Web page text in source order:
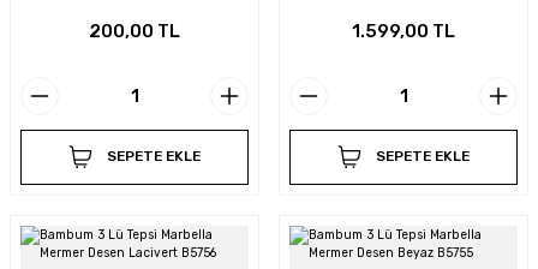
200,00 TL
SEPETE EKLE
1.599,00 TL
SEPETE EKLE